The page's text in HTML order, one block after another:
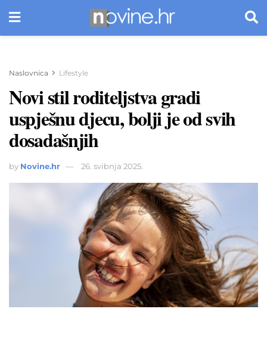
Naslovnica Lifestyle
Novi stil roditeljstva gradi
uspješnu djecu, bolji je od svih
dosadašnjih
by Novine.hr 26. svibnja 2025.